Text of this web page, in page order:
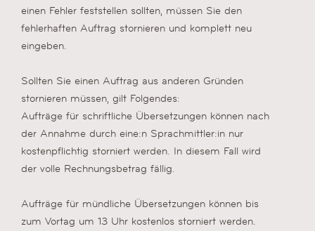
einen Fehler feststellen sollten, müssen Sie den
fehlerhaften Auftrag stornieren und komplett neu
eingeben.
Sollten Sie einen Auftrag aus anderen Gründen
stornieren müssen, gilt Folgendes:
Aufträge für schriftliche Übersetzungen können nach
der Annahme durch eine:n Sprachmittler:in nur
kostenpflichtig storniert werden. In diesem Fall wird
der volle Rechnungsbetrag fällig.
Aufträge für mündliche Übersetzungen können bis
zum Vortag um 13 Uhr kostenlos storniert werden.